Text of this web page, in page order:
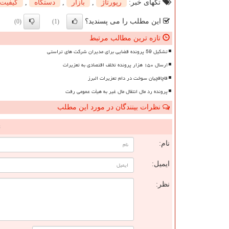
تگهای خبر: رپورتاژ بازار دستگاه كیفیت
این مطلب را می پسندید؟ (1)
(0)
تازه ترین مطالب مرتبط
تشکیل 59 پرونده قضایی برای مدیران شرکت های تراستی
ارسال ۱۵۰ هزار پرونده تخلف اقتصادی به تعزیرات
قاچاقچیان سوخت در دام تعزیرات البرز
پرونده رد مال انتقال مال غیر به هیأت عمومی رفت
نظرات بینندگان در مورد این مطلب
نام:
ایمیل:
نظر: